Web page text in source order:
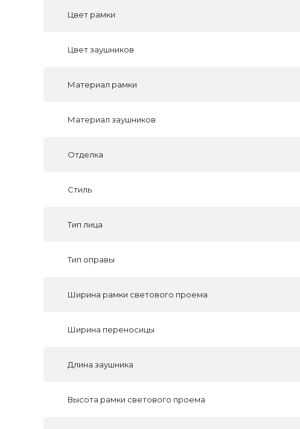
Цвет рамки
Цвет заушников
Материал рамки
Материал заушников
Отделка
Стиль
Тип лица
Тип оправы
Ширина рамки светового проема
Ширина переносицы
Длина заушника
Высота рамки светового проема